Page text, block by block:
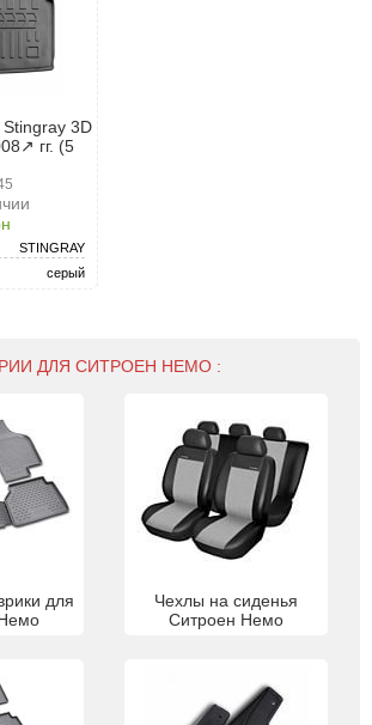
Stingray 3D
гг. (5
STINGRAY
серый
ДЛЯ СИТРОЕН НЕМО :
для
Чехлы на сиденья
Ситроен Немо